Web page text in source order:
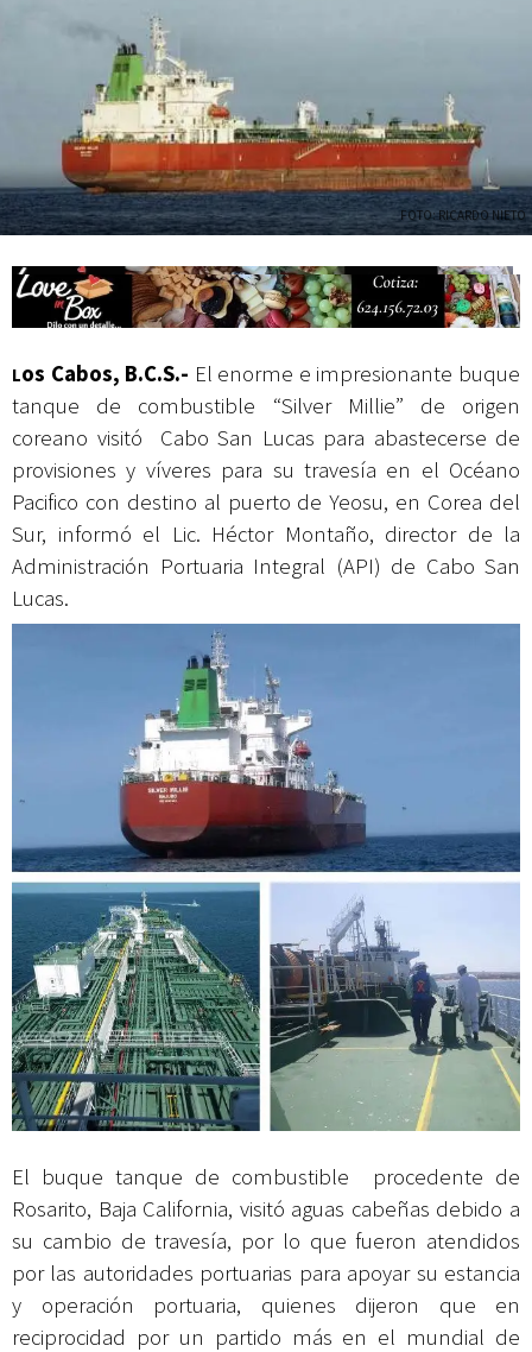
actividades de acceso libre
FOTO: RICARDO NIETO
Los Cabos, B.C.S.- El enorme e impresionante buque
tanque de combustible “Silver Millie” de origen
coreano visitó Cabo San Lucas para abastecerse de
provisiones y víveres para su travesía en el Océano
Pacifico con destino al puerto de Yeosu, en Corea del
Sur, informó el Lic. Héctor Montaño, director de la
Administración Portuaria Integral (API) de Cabo San
Lucas.
El buque tanque de combustible procedente de
Rosarito, Baja California, visitó aguas cabeñas debido a
su cambio de travesía, por lo que fueron atendidos
por las autoridades portuarias para apoyar su estancia
y operación portuaria, quienes dijeron que en
reciprocidad por un partido más en el mundial de